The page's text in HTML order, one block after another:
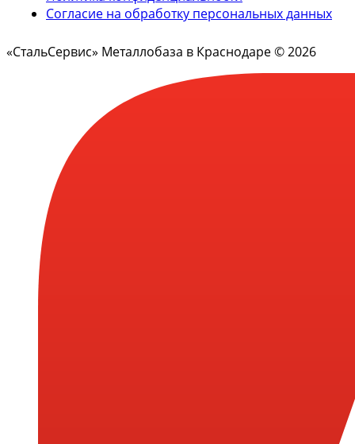
Согласие на обработку персональных данных
«СтальСервис» Металлобаза в Краснодаре © 2026